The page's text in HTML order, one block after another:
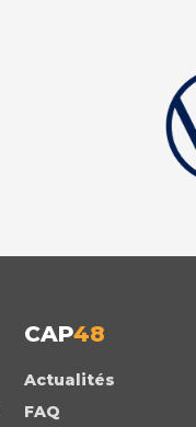
CAP48
Actualités
FAQ